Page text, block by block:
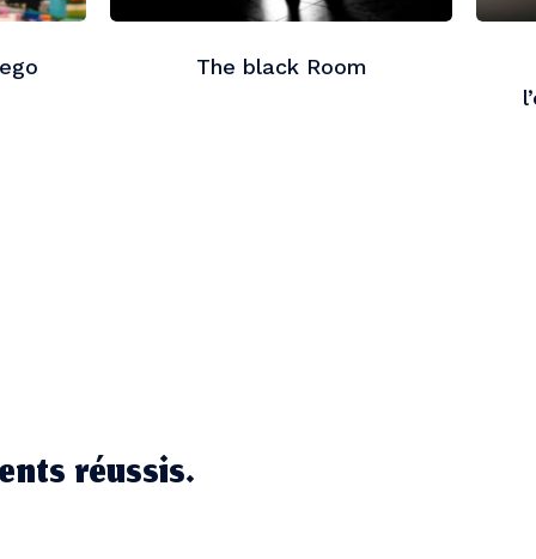
The black Room
réussis.